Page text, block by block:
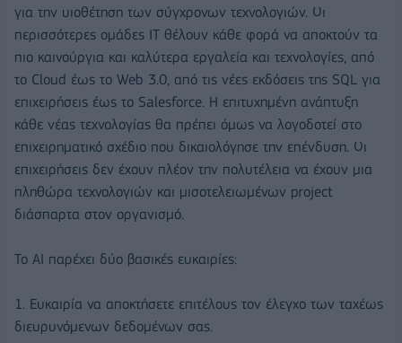
για την υιοθέτηση των σύγχρονων τεχνολογιών. Οι
περισσότερες ομάδες IT θέλουν κάθε φορά να αποκτούν τα
πιο καινούργια και καλύτερα εργαλεία και τεχνολογίες, από
το Cloud έως το Web 3.0, από τις νέες εκδόσεις της SQL για
επιχειρήσεις έως το Salesforce. Η επιτυχημένη ανάπτυξη
κάθε νέας τεχνολογίας θα πρέπει όμως να λογοδοτεί στο
επιχειρηματικό σχέδιο που δικαιολόγησε την επένδυση. Οι
επιχειρήσεις δεν έχουν πλέον την πολυτέλεια να έχουν μια
πληθώρα τεχνολογιών και μισοτελειωμένων project
διάσπαρτα στον οργανισμό.
Το AI παρέχει δύο βασικές ευκαιρίες:
1. Ευκαιρία να αποκτήσετε επιτέλους τον έλεγχο των ταχέως
διευρυνόμενων δεδομένων σας.